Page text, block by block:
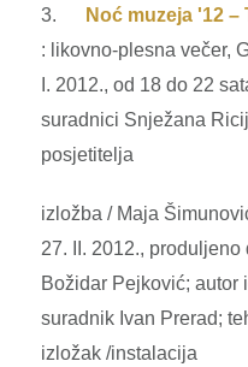
3.
Noć muzeja '12
: likovno-plesna večer,
I. 2012., od 18 do 22
suradnici Snježana
posjetitelja
izložba / Maja
27. II. 2012.,
Božidar Pejković; autor
suradnik Ivan Prerad;
izložak /instalacija